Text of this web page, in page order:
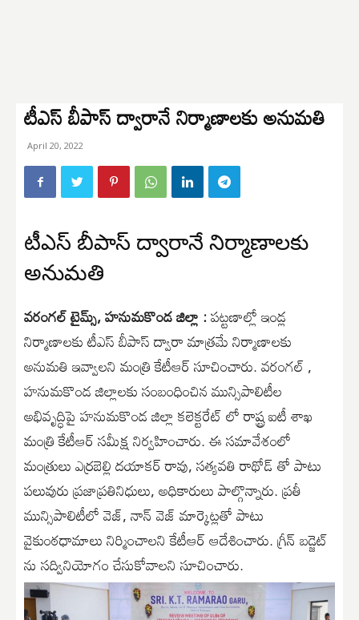
టీఎస్ బీపాస్ ద్వారానే నిర్మాణాలకు అనుమతి
April 20, 2022
టీఎస్ బీపాస్ ద్వారానే నిర్మాణాలకు
అనుమతి
వరంగల్ టైమ్స్, హనుమకొండ జిల్లా :పట్టణాల్లో ఇండ్ల
నిర్మాణాలకు టీఎస్ బీపాస్ ద్వారా మాత్రమే నిర్మాణాలకు
అనుమతి ఇవ్వాలని మంత్రి కేటీఆర్ సూచించారు. వరంగల్ ,
హనుమకొండ జిల్లాలకు సంబంధించిన మున్సిపాలిటీల
అభివృద్ధిపై హనుమకొండ జిల్లా కలెక్టరేట్ లో రాష్ట్ర ఐటీ శాఖ
మంత్రి కేటీఆర్ సమీక్ష నిర్వహించారు. ఈ సమావేశంలో
మంత్రులు ఎర్రబెల్లి దయాకర్ రావు, సత్యవతి రాథోడ్ తో పాటు
పలువురు ప్రజాప్రతినిధులు, అధికారులు పాల్గొన్నారు. ప్రతీ
మున్సిపాలిటీలో వెజ్, నాన్ వెజ్ మార్కెట్లతో పాటు
వైకుంఠధామాలు నిర్మించాలని కేటీఆర్ ఆదేశించారు. గ్రీన్ బడ్జెట్
ను సద్వినియోగం చేసుకోవాలని సూచించారు.